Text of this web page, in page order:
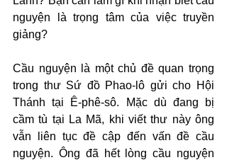
nguyện là trọng tâm của việc truyền
giảng?
Cầu nguyện là một chủ đề quan trọng
trong thư Sứ đồ Phao-lô gửi cho Hội
Thánh tại Ê-phê-sô. Mặc dù đang bị
cầm tù tại La Mã, khi viết thư này ông
vẫn liên tục đề cập đến vấn đề cầu
nguyện. Ông đã hết lòng cầu nguyện